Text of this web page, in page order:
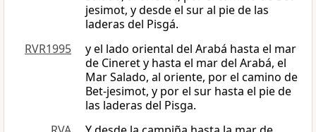
jesimot, y desde el sur al pie de las
laderas del Pisgá.
RVR1995
y el lado oriental del Arabá hasta el mar
de Cineret y hasta el mar del Arabá, el
Mar Salado, al oriente, por el camino de
Bet-jesimot, y por el sur hasta el pie de
las laderas del Pisga.